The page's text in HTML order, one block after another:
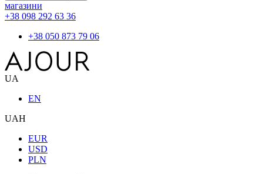
магазини
+38 098 292 63 36
+38 050 873 79 06
UA
EN
UAH
EUR
USD
PLN